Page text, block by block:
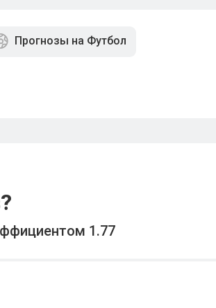
Прогнозы на Футбол
1.77